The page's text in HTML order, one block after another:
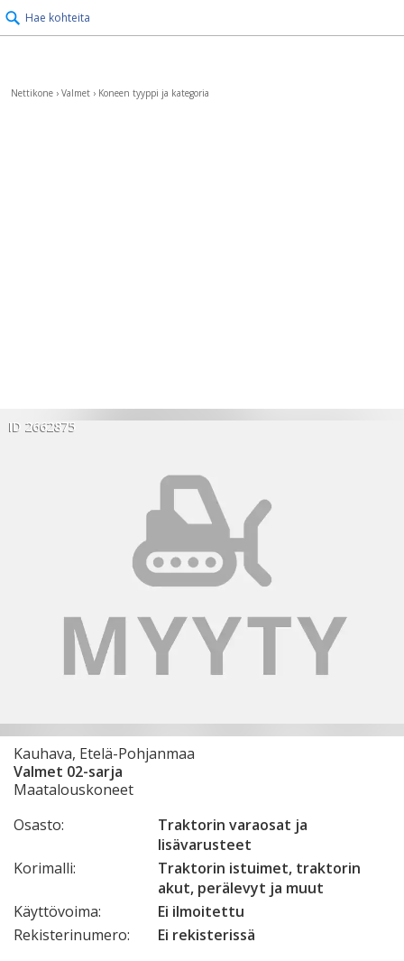
Hae kohteita
Nettikone › Valmet › Koneen tyyppi ja kategoria
ID 2662875
Kauhava, Etelä-Pohjanmaa
Valmet 02-sarja
Maatalouskoneet
Osasto:
Traktorin varaosat ja
lisävarusteet
Korimalli:
Traktorin istuimet, traktorin
akut, perälevyt ja muut
Käyttövoima:
Ei ilmoitettu
Rekisterinumero:
Ei rekisterissä